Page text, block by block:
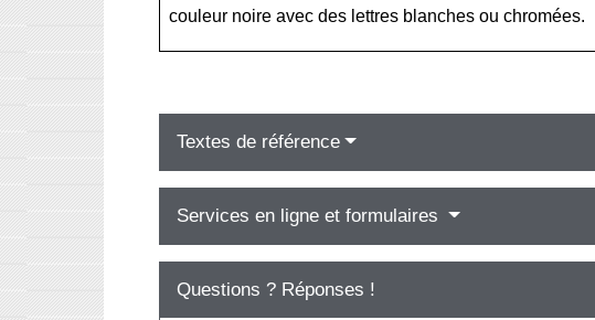
couleur noire avec des lettres blanches ou chromées.
Textes de référence
Services en ligne et formulaires
Questions ? Réponses !